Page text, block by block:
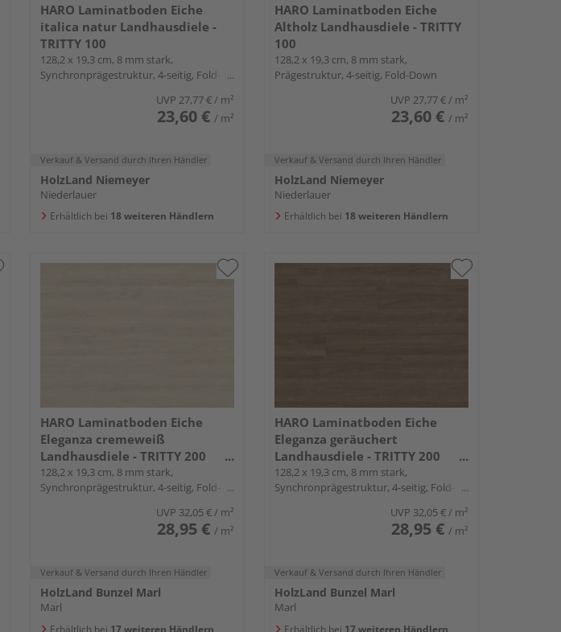
HARO Laminatboden Eiche
italica natur Landhausdiele -
TRITTY 100
128,2 x 19,3 cm, 8 mm stark,
Synchronprägestruktur, 4-seitig, Fold-
UVP 27,77 €/ m²
23,60 € / m²
Verkauf & Versand durch Ihren Händler
HolzLand Niemeyer
Niederlauer
Erhältlich bei 18 weiteren Händlern
HARO Laminatboden Eiche
Altholz Landhausdiele - TRITTY
100
128,2 x 19,3 cm, 8 mm stark,
Prägestruktur, 4-seitig, Fold-Down
UVP 27,77 €/ m²
23,60 € / m²
Verkauf & Versand durch Ihren Händler
HolzLand Niemeyer
Niederlauer
Erhältlich bei 18 weiteren Händlern
HARO Laminatboden Eiche
Eleganza cremeweiß
Landhausdiele - TRITTY 200
Aqua
128,2 x 19,3 cm, 8 mm stark,
Synchronprägestruktur, 4-seitig, Fold-
UVP 32,05 €/ m²
28,95 € / m²
Verkauf & Versand durch Ihren Händler
HolzLand Bunzel Marl
Marl
Erhältlich bei 17 weiteren Händlern
HARO Laminatboden Eiche
Eleganza geräuchert
Landhausdiele - TRITTY 200
Aqua
128,2 x 19,3 cm, 8 mm stark,
Synchronprägestruktur, 4-seitig, Fold-
UVP 32,05 €/ m²
28,95 € / m²
Verkauf & Versand durch Ihren Händler
HolzLand Bunzel Marl
Marl
Erhältlich bei 17 weiteren Händlern